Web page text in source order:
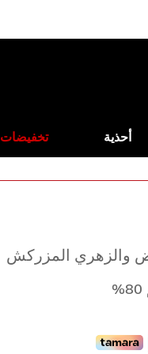
أحذية تخفيضات
والزهري المزركش